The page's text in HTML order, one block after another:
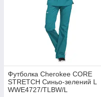
Футболка Cherokee CORE
STRETCH Синьо-зелений L
WWE4727/TLBW/L